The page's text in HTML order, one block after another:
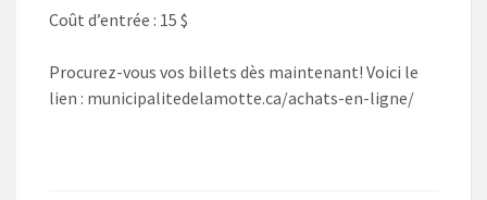
Coût d’entrée : 15 $
Procurez-vous vos billets dès maintenant! Voici le
lien : municipalitedelamotte.ca/achats-en-ligne/